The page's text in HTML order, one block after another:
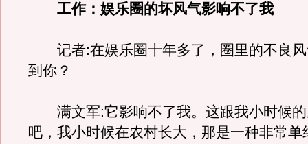
工作：娱乐圈的坏风气影响不了我
记者:在娱乐圈十年多了，圈里的不良风
到你？
满文军:它影响不了我。这跟我小时候的
吧，我小时候在农村长大，那是一种非常单